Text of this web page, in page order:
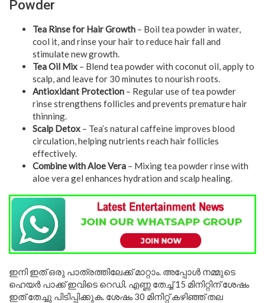
Powder
Tea Rinse for Hair Growth – Boil tea powder in water,
cool it, and rinse your hair to reduce hair fall and
stimulate new growth.
Tea Oil Mix – Blend tea powder with coconut oil, apply to
scalp, and leave for 30 minutes to nourish roots.
Antioxidant Protection – Regular use of tea powder
rinse strengthens follicles and prevents premature hair
thinning.
Scalp Detox – Tea’s natural caffeine improves blood
circulation, helping nutrients reach hair follicles
effectively.
Combine with Aloe Vera – Mixing tea powder rinse with
aloe vera gel enhances hydration and scalp healing.
ഇനി ഇത് ഒരു പാത്രത്തിലേക്ക് മാറ്റാം. അപ്പോൾ നമ്മുടെ
ഹെയർ പാക്ക് ഇവിടെ റെഡി. എണ്ണ തേച്ച് 15 മിനിറ്റിന് ശേഷം
ഇത് തേച്ചു പിടിപ്പിക്കുക. ശേഷം 30 മിനിറ്റ് കഴിഞ്ഞ് തല